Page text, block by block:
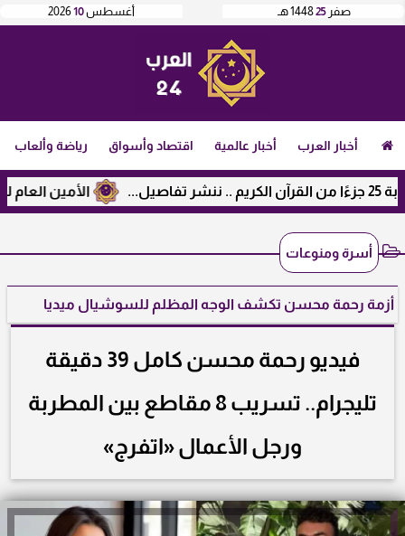
أغسطس10
2026 صفر 251448 هـ
أخبار العرب أخبار عالمية اقتصاد وأسواق رياضة وألعاب
الأمين العام لرابطة الجامعات
أسرة ومنوعات
أزمة رحمة محسن تكشف الوجه المظلم للسوشيال ميديا
فيديو رحمة محسن كامل 39 دقيقة
تليجرام.. تسريب 8 مقاطع بين المطربة
ورجل الأعمال «اتفرج»